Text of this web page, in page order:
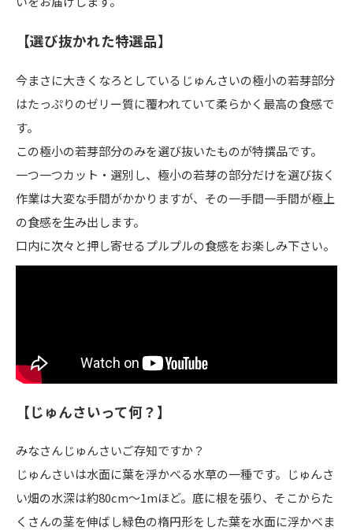
【選び抜かれた特選品】
今まさに大きくなろとしているじゅんさいの極小の若芽部分
はたっぷりのゼリー質に覆われていて柔らかく最高の食感で
す。
この極小の若芽部分のみを選び抜いたものが特撰品です。
一つ一つカット・選別し、極小の若芽の部分だけを選び抜く
作業は大変な手間がかかりますが、その一手間一手間が極上
の食感を生み出します。
口内に次々と押し寄せるプルプルの食感をお楽しみ下さい。
【じゅんさいって何？】
みなさんじゅんさいご存知ですか？
じゅんさいは水面に葉を浮かべる水草の一種です。じゅんさ
い畑の水深は約80cm～1mほど。底に根を張り、そこからた
くさんの茎を伸ばし緑色の楕円形をした葉を水面に浮かべま